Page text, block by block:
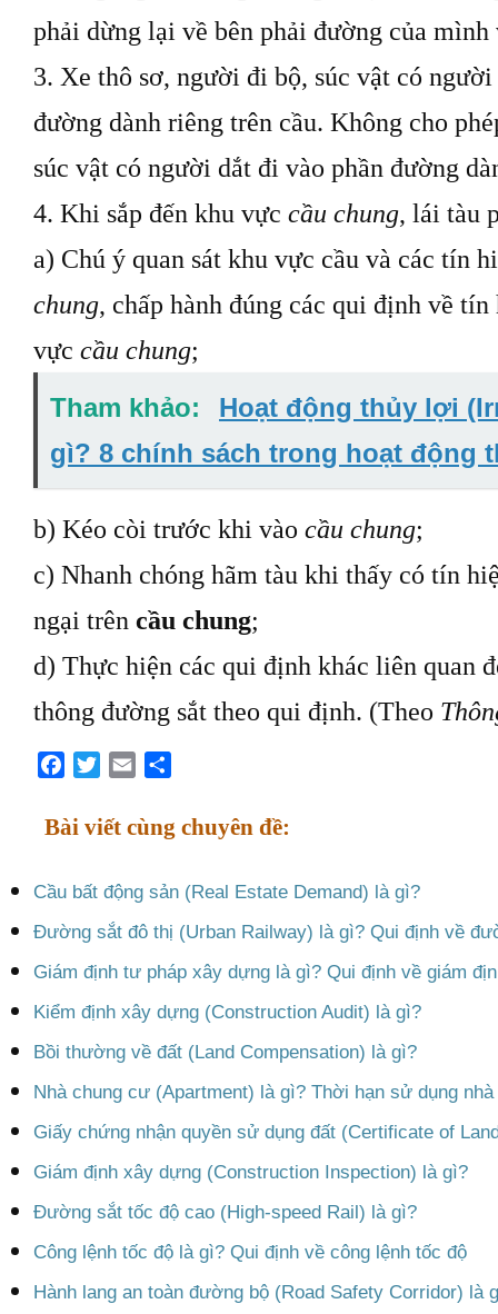
phải dừng lại về bên phải đường của
3. Xe thô sơ, người đi bộ, súc vật có
đường dành riêng trên cầu. Không cho
súc vật có người dắt đi vào phần đường
4. Khi sắp đến khu vực cầu chung, lái tàu
a) Chú ý quan sát khu vực cầu và các tín
chung, chấp hành đúng các qui định về tín
vực cầu chung;
Tham khảo:
Hoạt động thủy lợi
gì? 8 chính sách trong hoạt động
b) Kéo còi trước khi vào cầu chung;
c) Nhanh chóng hãm tàu khi thấy có tín
ngại trên cầu chung;
d) Thực hiện các qui định khác liên quan
thông đường sắt theo qui định. (Theo
Facebook
TwitterEmail
Bài viết cùng chuyên đề:
Cầu bất động sản (Real Estate Demand) là gì?
Đường sắt đô thị (Urban Railway) là gì? Qui định về
Giám định tư pháp xây dựng là gì? Qui định về giám
Kiểm định xây dựng (Construction Audit) là gì?
Bồi thường về đất (Land Compensation) là gì?
Nhà chung cư (Apartment) là gì? Thời hạn sử dụng
Giấy chứng nhận quyền sử dụng đất (Certificate of
Giám định xây dựng (Construction Inspection) là gì?
Đường sắt tốc độ cao (High-speed Rail) là gì?
Công lệnh tốc độ là gì? Qui định về công lệnh tốc độ
Hành lang an toàn đường bộ (Road Safety Corridor) là